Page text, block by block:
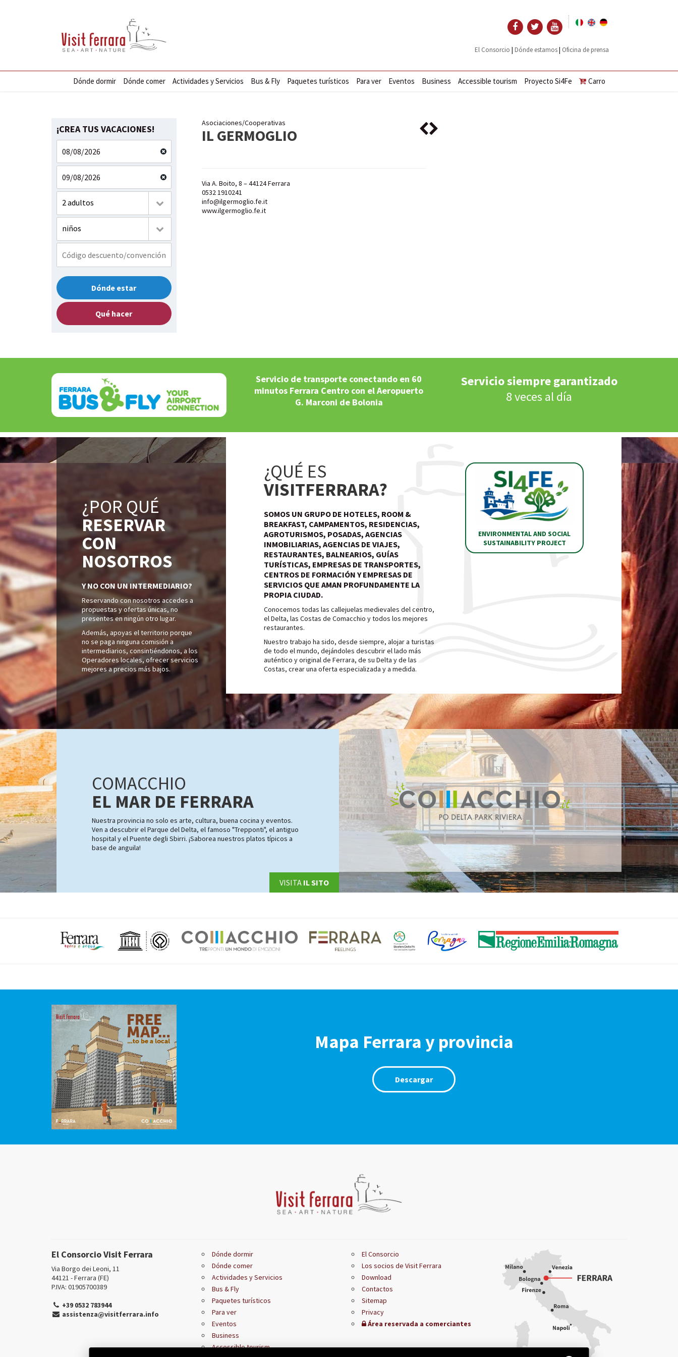
El Consorcio | Dónde estamos| Oficina de prensa
Dónde dormir Dónde comer Actividades y Servicios Bus & Fly Paquetes turísticos Para ver Eventos Business Accessible tourism Proyecto Si4Fe Carro
¡CREA TUS VACACIONES!
2 adultos
niños
Dónde estar
Qué hacer
Asociaciones/Cooperativas
IL GERMOGLIO
Via A. Boito, 8 – 44124 Ferrara
0532 1910241
info@ilgermoglio.fe.it
www.ilgermoglio.fe.it
Servicio de transporte conectando en 60
minutos Ferrara Centro con el Aeropuerto
G. Marconi de Bolonia
Servicio siempre garantizado
8 veces al día
¿POR QUÉ
RESERVAR
CON
NOSOTROS
Y NO CON UN INTERMEDIARIO?
Reservando con nosotros accedes a
propuestas y ofertas únicas, no
presentes en ningún otro lugar.
Además, apoyas el territorio porque
no se paga ninguna comisión a
intermediarios, consintiéndonos, a los
Operadores locales, ofrecer servicios
mejores a precios más bajos.
¿QUÉ ES
VISITFERRARA?
SOMOS UN GRUPO DE HOTELES, ROOM &
BREAKFAST, CAMPAMENTOS, RESIDENCIAS,
AGROTURISMOS, POSADAS, AGENCIAS
INMOBILIARIAS, AGENCIAS DE VIAJES,
RESTAURANTES, BALNEARIOS, GUÍAS
TURÍSTICAS, EMPRESAS DE TRANSPORTES,
CENTROS DE FORMACIÓN Y EMPRESAS DE
SERVICIOS QUE AMAN PROFUNDAMENTE LA
PROPIA CIUDAD.
Conocemos todas las callejuelas medievales del centro,
el Delta, las Costas de Comacchio y todos los mejores
restaurantes.
Nuestro trabajo ha sido, desde siempre, alojar a turistas
de todo el mundo, dejándoles descubrir el lado más
auténtico y original de Ferrara, de su Delta y de las
Costas, crear una oferta especializada y a medida.
ENVIRONMENTAL AND SOCIAL
SUSTAINABILITY PROJECT
COMACCHIO
EL MAR DE FERRARA
Nuestra provincia no solo es arte, cultura, buena cocina y eventos.
Ven a descubrir el Parque del Delta, el famoso "Trepponti", el antiguo
hospital y el Puente degli Sbirri. ¡Saborea nuestros platos típicos a
base de anguila!
VISITA IL SITO
Mapa Ferrara y provincia
Descargar
El Consorcio Visit Ferrara
Via Borgo dei Leoni, 11
44121 - Ferrara (FE)
P.IVA: 01905700389
+39 0532 783944
assistenza@visitferrara.info
Dónde dormir
Dónde comer
Actividades y Servicios
Bus & Fly
Paquetes turísticos
Para ver
Eventos
Business
Accessible tourism
El Consorcio
Los socios de Visit Ferrara
Download
Contactos
Sitemap
Privacy
Área reservada a comerciantes